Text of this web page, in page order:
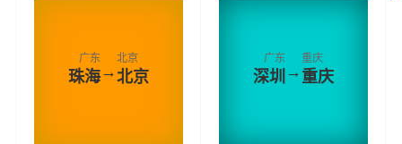
广东
珠海→
北京
北京
广东
深圳→
重庆
重庆